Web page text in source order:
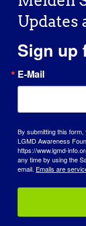
10. jährlicher LGMD-
September 30,
Updates
Sign up
E-Mail
By submitting this
LGMD Awareness
https://www.lgmd-
any time by using the
email. Emails are